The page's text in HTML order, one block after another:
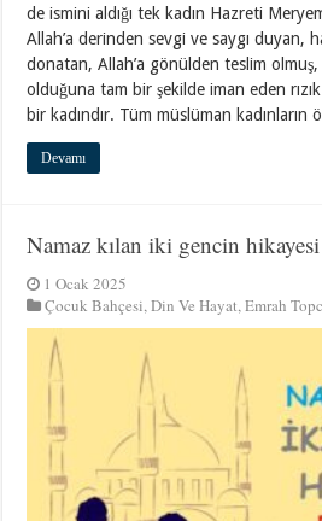
de ismini aldığı tek kadın Hazreti
Allah’a derinden sevgi ve saygı duyan,
donatan, Allah’a gönülden teslim olmuş,
olduğuna tam bir şekilde iman eden
bir kadındır. Tüm müslüman kadınların
Devamı
Namaz kılan iki gencin
1 Ocak 2025
Çocuk Bahçesi,Din Ve Hayat,Emrah